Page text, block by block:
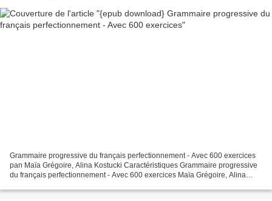
Grammaire progressive du français perfectionnement - Avec 600 exercices
pan Maïa Grégoire, Alina Kostucki Caractéristiques Grammaire progressive
du français perfectionnement - Avec 600 exercices Maïa Grégoire, Alina